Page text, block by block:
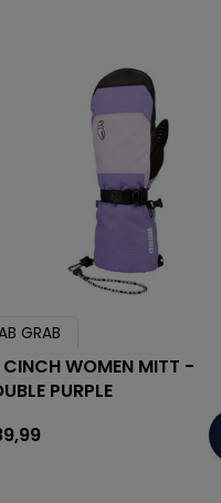
GRAB
WOMEN MITT -
PURPLE